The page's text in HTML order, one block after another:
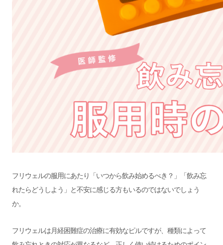
フリウェルの服用にあたり「いつから飲み始めるべき？」「飲み忘
れたらどうしよう」と不安に感じる方もいるのではないでしょう
か。
フリウェルは月経困難症の治療に有効なピルですが、種類によって